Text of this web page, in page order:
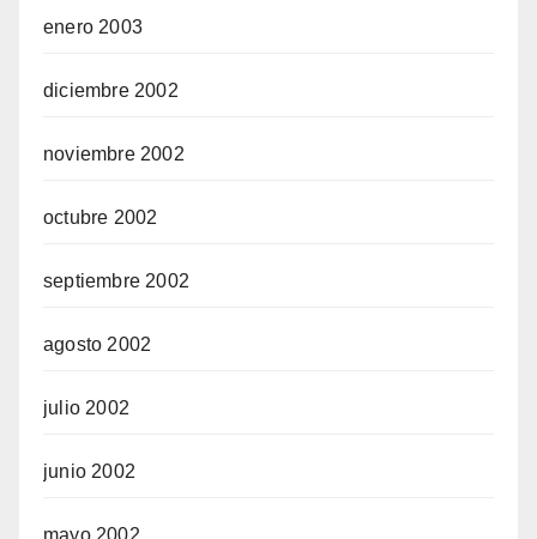
enero 2003
diciembre 2002
noviembre 2002
octubre 2002
septiembre 2002
agosto 2002
julio 2002
junio 2002
mayo 2002